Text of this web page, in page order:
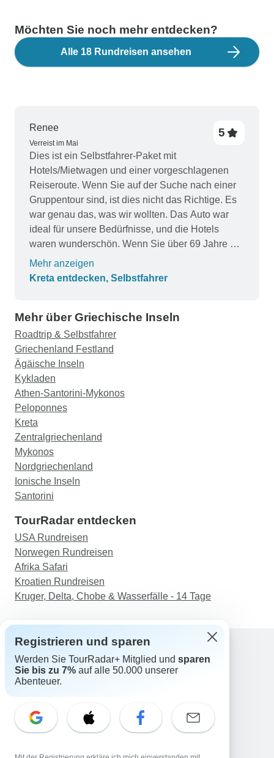
Möchten Sie noch mehr entdecken?
Alle 18 Rundreisen ansehen
Renee
Verreist im Mai
5
Dies ist ein Selbstfahrer-Paket mit
Hotels/Mietwagen und einer vorgeschlagenen
Reiseroute. Wenn Sie auf der Suche nach einer
Gruppentour sind, ist dies nicht das Richtige. Es
war genau das, was wir wollten. Das Auto war
ideal für unsere Bedürfnisse, und die Hotels
waren wunderschön. Wenn Sie über 69 Jahre alt
sind, wird man Sie nicht als Fahrer zulassen.
Mein Reisebegleiter konnte aus diesem Grund
Versicherung. Ich war volljährig, also war es in
Ordnung, aber man sollte sich dessen bewusst
sein. Die Hotels waren von hoher Qualität mit
ausgezeichneten Frühstücksbuffets. Das Preis-
Leistungs-Verhältnis ist hervorragend, und ich
würde wieder mit diesem Anbieter reisen.
Mehr anzeigen
Kreta entdecken, Selbstfahrer
Mehr über Griechische Inseln
Roadtrip & Selbstfahrer
Griechenland Festland
Ägäische Inseln
Kykladen
Athen-Santorini-Mykonos
Peloponnes
Kreta
Zentralgriechenland
Mykonos
Nordgriechenland
Ionische Inseln
Santorini
TourRadar entdecken
USA Rundreisen
Norwegen Rundreisen
Afrika Safari
Kroatien Rundreisen
Kruger, Delta, Chobe & Wasserfälle - 14 Tage
Support
Kontakt
Schweiz +41 225 183 195
E-Mail: support@tourradar.com
Registrieren und sparen
Werden Sie TourRadar+ Mitglied und sparen
Sie bis zu 7% auf alle 50.000 unserer
Abenteuer.